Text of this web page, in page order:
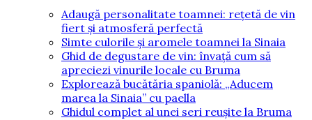
Adaugă personalitate toamnei: rețetă de vin
fiert și atmosferă perfectă
Simte culorile și aromele toamnei la Sinaia
Ghid de degustare de vin: învață cum să
apreciezi vinurile locale cu Bruma
Explorează bucătăria spaniolă: „Aducem
marea la Sinaia” cu paella
Ghidul complet al unei seri reușite la Bruma